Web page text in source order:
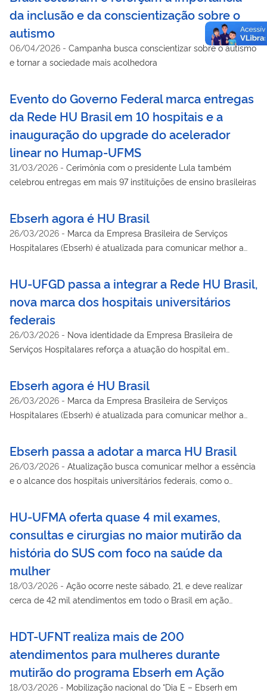
da inclusão e da conscientização sobre o
autismo
06/04/2026 - Campanha busca conscientizar sobre o autismo
e tornar a sociedade mais acolhedora
Evento do Governo Federal marca entregas
da Rede HU Brasil em 10 hospitais e a
inauguração do upgrade do acelerador
linear no Humap-UFMS
31/03/2026 - Cerimônia com o presidente Lula também
celebrou entregas em mais 97 instituições de ensino brasileiras
Ebserh agora é HU Brasil
26/03/2026 - Marca da Empresa Brasileira de Serviços
Hospitalares (Ebserh) é atualizada para comunicar melhor a
HU-UFGD passa a integrar a Rede HU Brasil,
nova marca dos hospitais universitários
federais
26/03/2026 - Nova identidade da Empresa Brasileira de
Serviços Hospitalares reforça a atuação do hospital em
Ebserh agora é HU Brasil
26/03/2026 - Marca da Empresa Brasileira de Serviços
Hospitalares (Ebserh) é atualizada para comunicar melhor a
Ebserh passa a adotar a marca HU Brasil
26/03/2026 - Atualização busca comunicar melhor a essência
e o alcance dos hospitais universitários federais, como o
HU-UFMA oferta quase 4 mil exames,
consultas e cirurgias no maior mutirão da
história do SUS com foco na saúde da
mulher
18/03/2026 - Ação ocorre neste sábado, 21, e deve realizar
cerca de 42 mil atendimentos em todo o Brasil em ação
HDT-UFNT realiza mais de 200
atendimentos para mulheres durante
mutirão do programa Ebserh em Ação
18/03/2026 - Mobilização nacional do “Dia E – Ebserh em